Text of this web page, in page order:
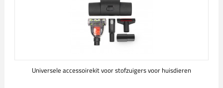
Universele accessoirekit voor stofzuigers voor huisdieren